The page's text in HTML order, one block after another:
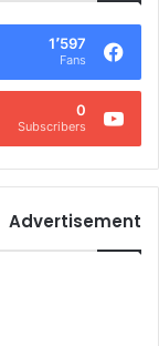
1٬597
Fans
0
Subscribers
Advertisement